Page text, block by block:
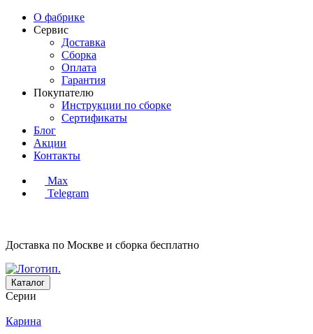
О фабрике
Сервис
Доставка
Сборка
Оплата
Гарантия
Покупателю
Инструкции по сборке
Сертификаты
Блог
Акции
Контакты
Max
Telegram
Доставка по Москве и сборка бесплатно
Каталог
Серии
Карина